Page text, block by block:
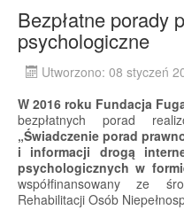
Bezpłatne porady
psychologiczne
Utworzono: 08 styczeń
W 2016 roku Fundacja
bezpłatnych porad
„Świadczenie porad
i informacji drogą
psychologicznych w
współfinansowany ze
Rehabilitacji Osób